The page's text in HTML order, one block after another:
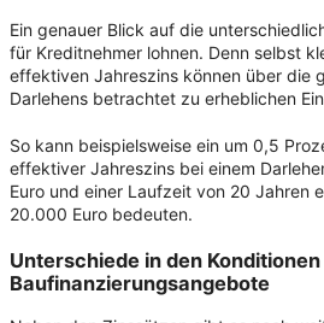
Ein genauer Blick auf die
für Kreditnehmer lohnen. Denn selbst
effektiven Jahreszins können über die
Darlehens betrachtet zu erheblichen
So kann beispielsweise ein um 0,5
effektiver Jahreszins bei einem
Euro und einer Laufzeit von 20 Jahren
20.000 Euro bedeuten.
Unterschiede in den
Baufinanzierungsangebote